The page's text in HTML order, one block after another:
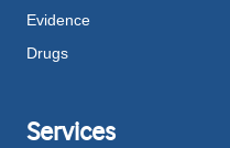
Evidence
Drugs
Services